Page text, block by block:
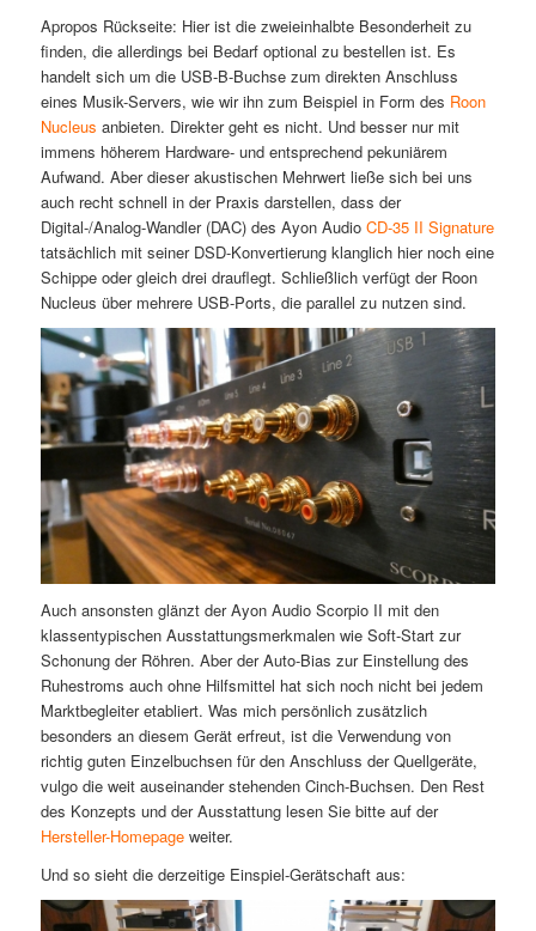
Apropos Rückseite: Hier ist die zweieinhalbte Besonderheit zu
finden, die allerdings bei Bedarf optional zu bestellen ist. Es
handelt sich um die USB-B-Buchse zum direkten Anschluss
eines Musik-Servers, wie wir ihn zum Beispiel in Form des Roon
Nucleus anbieten. Direkter geht es nicht. Und besser nur mit
immens höherem Hardware- und entsprechend pekuniärem
Aufwand. Aber dieser akustischen Mehrwert ließe sich bei uns
auch recht schnell in der Praxis darstellen, dass der
Digital-/Analog-Wandler (DAC) des Ayon Audio CD-35 II Signature
tatsächlich mit seiner DSD-Konvertierung klanglich hier noch eine
Schippe oder gleich drei drauflegt. Schließlich verfügt der Roon
Nucleus über mehrere USB-Ports, die parallel zu nutzen sind.
Auch ansonsten glänzt der Ayon Audio Scorpio II mit den
klassentypischen Ausstattungsmerkmalen wie Soft-Start zur
Schonung der Röhren. Aber der Auto-Bias zur Einstellung des
Ruhestroms auch ohne Hilfsmittel hat sich noch nicht bei jedem
Marktbegleiter etabliert. Was mich persönlich zusätzlich
besonders an diesem Gerät erfreut, ist die Verwendung von
richtig guten Einzelbuchsen für den Anschluss der Quellgeräte,
vulgo die weit auseinander stehenden Cinch-Buchsen. Den Rest
des Konzepts und der Ausstattung lesen Sie bitte auf der
Hersteller-Homepageweiter.
Und so sieht die derzeitige Einspiel-Gerätschaft aus: